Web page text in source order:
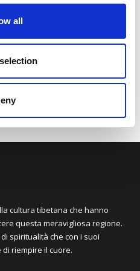
all
palazzo che secoli orsono,
del buddhismo in Cina.
cultura tibetana che hanno
questa meravigliosa regione.
spiritualità che con i suoi
riempire il cuore.